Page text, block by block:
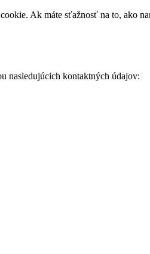
Ak máte sťažnosť na to, ako
nasledujúcich kontaktných údajov: